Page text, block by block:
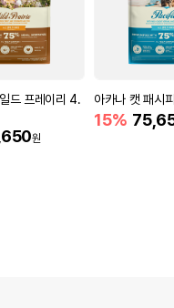
드 프레이리 4.
원
아카나 캣 패시
15%